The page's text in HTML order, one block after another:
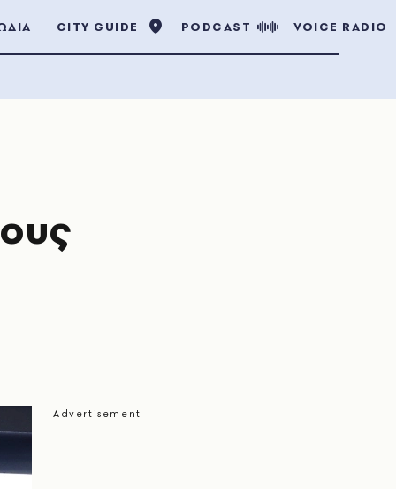
CITY GUIDE PODCAST VOICE RADIO